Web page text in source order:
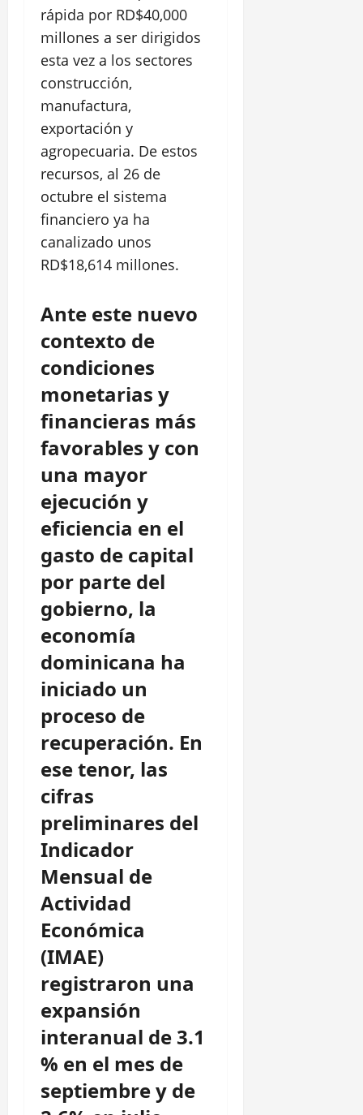
rápida por RD$40,000
millones a ser dirigidos
esta vez a los sectores
construcción,
manufactura,
exportación y
agropecuaria. De estos
recursos, al 26 de
octubre el sistema
financiero ya ha
canalizado unos
RD$18,614 millones.
Ante este nuevo
contexto de
condiciones
monetarias y
financieras más
favorables y con
una mayor
ejecución y
eficiencia en el
gasto de capital
por parte del
gobierno, la
economía
dominicana ha
iniciado un
proceso de
recuperación. En
ese tenor, las
cifras
preliminares del
Indicador
Mensual de
Actividad
Económica
(IMAE)
registraron una
expansión
interanual de 3.1
% en el mes de
septiembre y de